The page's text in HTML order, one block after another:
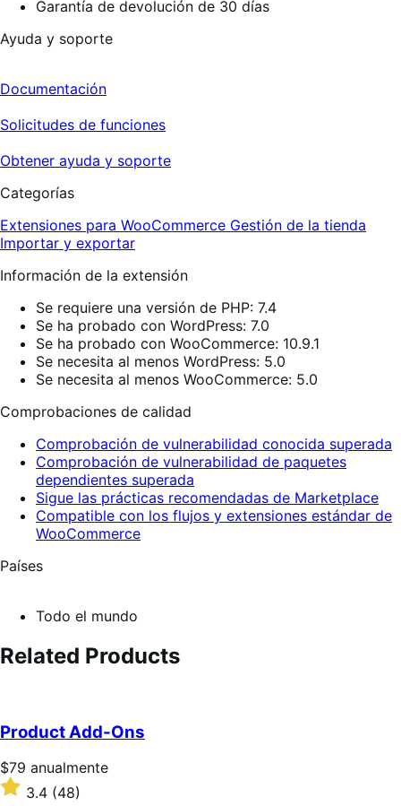
Garantía de devolución de 30 días
Ayuda y soporte
Documentación
Solicitudes de funciones
Obtener ayuda y soporte
Categorías
Extensiones para WooCommerce Gestión de la tienda
Importar y exportar
Información de la extensión
Se requiere una versión de PHP: 7.4
Se ha probado con WordPress: 7.0
Se ha probado con WooCommerce: 10.9.1
Se necesita al menos WordPress: 5.0
Se necesita al menos WooCommerce: 5.0
Comprobaciones de calidad
Comprobación de vulnerabilidad conocida superada
Comprobación de vulnerabilidad de paquetes
dependientes superada
Sigue las prácticas recomendadas de Marketplace
Compatible con los flujos y extensiones estándar de
WooCommerce
Países
Todo el mundo
Related Products
Product Add-Ons
Precio:
$79/anualmente
$79 anualmente
Valoración:
3.4 (48)